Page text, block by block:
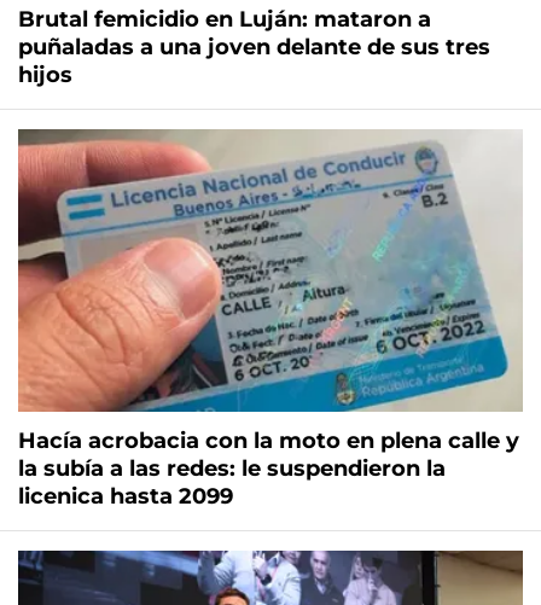
Brutal femicidio en Luján: mataron a
puñaladas a una joven delante de sus tres
hijos
Hacía acrobacia con la moto en plena calle y
la subía a las redes: le suspendieron la
licenica hasta 2099